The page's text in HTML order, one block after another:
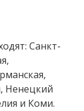
Санкт-
Ненецкий
и Коми.